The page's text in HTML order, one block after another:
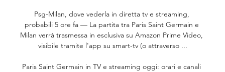
Psg-Milan, dove vederla in diretta tv e streaming,
probabili 5 ore fa — La partita tra Paris Saint Germain e
Milan verrà trasmessa in esclusiva su Amazon Prime Video,
visibile tramite l'app su smart-tv (o attraverso ...
Paris Saint Germain in TV e streaming oggi: orari e canali